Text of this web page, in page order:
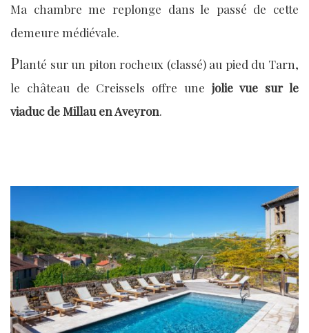
Ma chambre me replonge dans le passé de cette
demeure médiévale.
Planté sur un piton rocheux (classé) au pied du Tarn,
le château de Creissels offre une jolie vue sur le
viaduc de Millau en Aveyron.